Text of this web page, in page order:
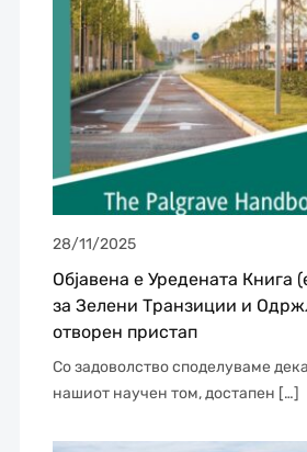
28/11/2025
Објавена е Уредената Книга
за Зелени Транзиции и
отворен пристап
Со задоволство споделуваме
нашиот научен том, достапен […]